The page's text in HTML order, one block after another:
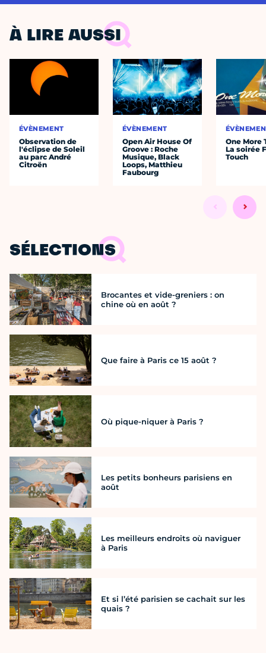
À LIRE AUSSI
ÉVÈNEMENT
Observation de
l'éclipse de Soleil
au parc André
Citroën
ÉVÈNEMENT
Open Air House Of
Groove : Roche
Musique, Black
Loops, Matthieu
Faubourg
One More
La soirée
Touch
SÉLECTIONS
Brocantes et vide-greniers : on
chine où en août ?
Que faire à Paris ce 15 août ?
Où pique-niquer à Paris ?
Les petits bonheurs parisiens en
août
Les meilleurs endroits où naviguer
à Paris
Et si l’été parisien se cachait sur les
quais ?